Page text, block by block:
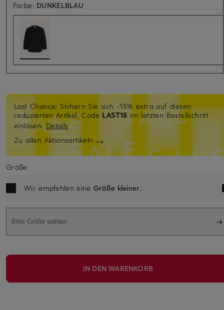
Farbe: DUNKELBLAU
Last Chance: Sichern Sie sich -15% extra auf diesen
reduzierten Artikel. Code LAST15im letzten Bestellschritt
einlösen.Details
Zu allen Aktionsartikeln
Größe
Wir empfehlen eine Größe kleiner.
Bitte Größe wählen
IN DEN WARENKORB